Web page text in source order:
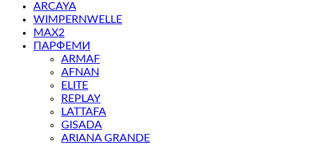
ARCAYA
WIMPERNWELLE
MAX2
ПАРФЕМИ
ARMAF
AFNAN
ELITE
REPLAY
LATTAFA
GISADA
ARIANA GRANDE